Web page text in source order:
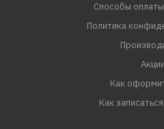
Способы
Политика
Акции
Как
Как